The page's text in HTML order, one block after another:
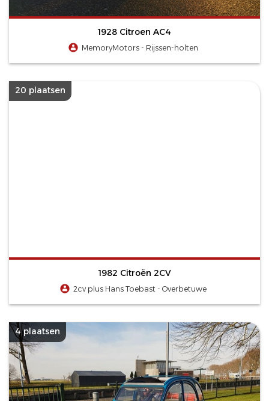
1928 Citroen AC4
MemoryMotors - Rijssen-holten
20 plaatsen
1982 Citroën 2CV
2cv plus Hans Toebast - Overbetuwe
4 plaatsen